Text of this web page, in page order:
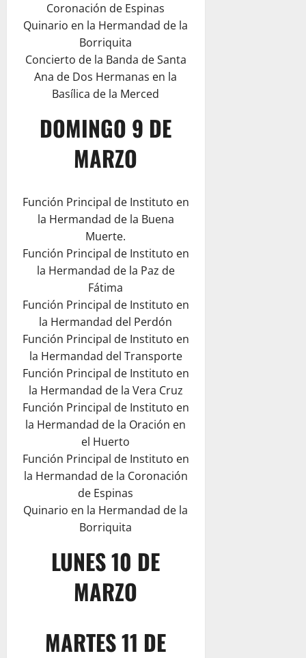
Coronación de Espinas
Quinario en la Hermandad de la
Borriquita
Concierto de la Banda de Santa
Ana de Dos Hermanas en la
Basílica de la Merced
DOMINGO 9 DE
MARZO
Función Principal de Instituto en
la Hermandad de la Buena
Muerte.
Función Principal de Instituto en
la Hermandad de la Paz de
Fátima
Función Principal de Instituto en
la Hermandad del Perdón
Función Principal de Instituto en
la Hermandad del Transporte
Función Principal de Instituto en
la Hermandad de la Vera Cruz
Función Principal de Instituto en
la Hermandad de la Oración en
el Huerto
Función Principal de Instituto en
la Hermandad de la Coronación
de Espinas
Quinario en la Hermandad de la
Borriquita
LUNES 10 DE
MARZO
MARTES 11 DE